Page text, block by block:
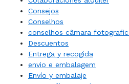
Consejos
Conselhos
conselhos câmara
Descuentos
Entrega y recogida
envio e embalagem
Envío y embalaje